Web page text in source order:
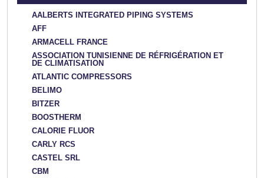
AALBERTS INTEGRATED PIPING SYSTEMS
AFF
ARMACELL FRANCE
ASSOCIATION TUNISIENNE DE RÉFRIGÉRATION ET
DE CLIMATISATION
ATLANTIC COMPRESSORS
BELIMO
BITZER
BOOSTHERM
CALORIE FLUOR
CARLY RCS
CASTEL SRL
CBM